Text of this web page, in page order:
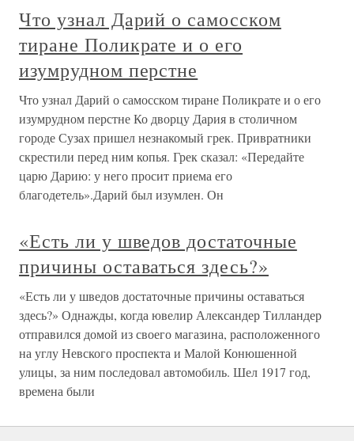
Что узнал Дарий о самосском
тиране Поликрате и о его
изумрудном перстне
Что узнал Дарий о самосском тиране Поликрате и о его
изумрудном перстне Ко дворцу Дария в столичном
городе Сузах пришел незнакомый грек. Привратники
скрестили перед ним копья. Грек сказал: «Передайте
царю Дарию: у него просит приема его
благодетель».Дарий был изумлен. Он
«Есть ли у шведов достаточные
причины оставаться здесь?»
«Есть ли у шведов достаточные причины оставаться
здесь?» Однажды, когда ювелир Александер Тилландер
отправился домой из своего магазина, расположенного
на углу Невского проспекта и Малой Конюшенной
улицы, за ним последовал автомобиль. Шел 1917 год,
времена были